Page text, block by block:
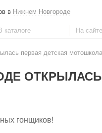
в Нижнем Новгороде
первая детская мотошкола
гонщиков!